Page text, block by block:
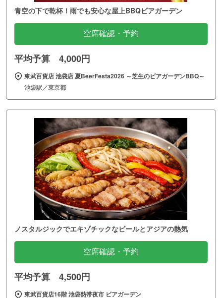
青空の下で乾杯！雨でも安心な屋上BBQビアガーデン
空席確認・予約
平均予算 4,000円
東武百貨店 池袋店 夏BeerFesta2026 ～芝生のビアガーデンBBQ～
池袋駅／東京都
ノスタルジックでエキゾチックなビールとアジアの熱気
空席確認・予約
平均予算 4,500円
東武百貨店16階 池袋熱帯夜市 ビアガーデン